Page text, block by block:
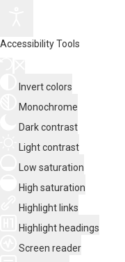
Accessibility Tools
Invert colors
Monochrome
Dark contrast
Light contrast
Low saturation
High saturation
Highlight links
Highlight headings
Screen reader